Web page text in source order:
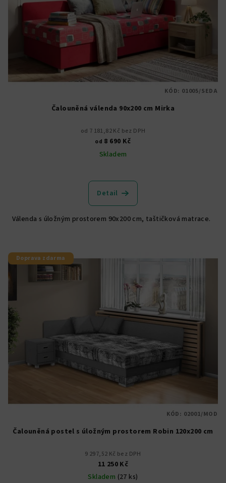
Čalouněná válenda 90x200 cm Mirka
od 7 181,82 Kč bez DPH
od 8 690 Kč
Skladem
hodnocení
produktu
z
Detail
Válenda s úložným prostorem 90x200 cm, taštičková matrace.
KÓD: 01005/SEDA
Doprava zdarma
Čalouněná postel s úložným prostorem Robin 120x200 cm
9 297,52 Kč bez DPH
11 250 Kč
Skladem (27 ks)
KÓD: 02001/MOD